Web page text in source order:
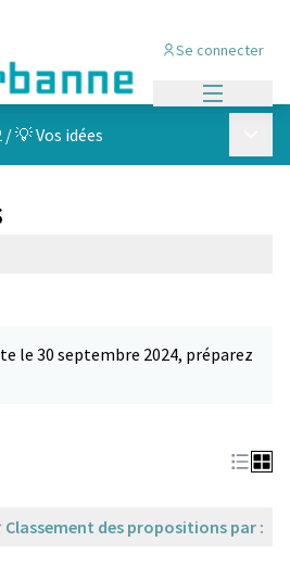
Se connecter
/💡 Vos idées
le 30 septembre 2024, préparez
Classement des propositions par :